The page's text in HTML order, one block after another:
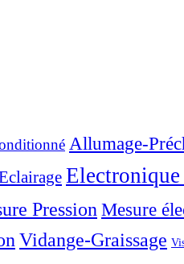
Allumage-
Electronique
Pression Mesure
Vidange-Graissage